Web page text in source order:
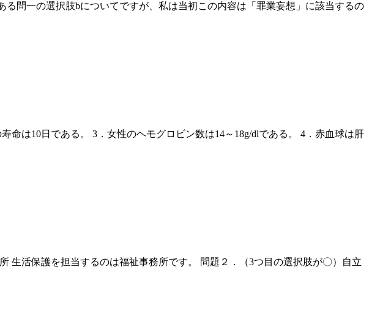
問一の選択肢bについてですが、私は当初この内容は「罪業妄想」に該当するの
は10日である。 3．女性のヘモグロビン数は14～18g/dlである。 4．赤血球は肝
生活保護を担当するのは福祉事務所です。 問題２．（3つ目の選択肢が〇）自立